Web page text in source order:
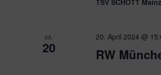
TSV SCHOTT
SA.
20 RW
20. April 2024 @